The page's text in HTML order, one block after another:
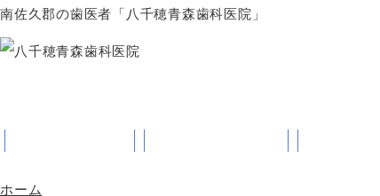
南佐久郡の歯医者「八千穂青森歯科医院」
ホーム